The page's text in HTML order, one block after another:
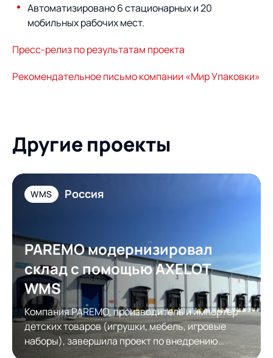
Автоматизировано 6 стационарных и 20
мобильных рабочих мест.
Пресс-релиз по результатам проекта
Рекомендательное письмо компании «Мир Упаковки»
Другие проекты
WMS Россия
PAREMO модернизировал
склад с помощью AXELOT
WMS
Компания PAREMO, производитель и импортер
детских товаров (игрушки, мебель, игровые
наборы), завершила проект по внедрению
системы управления складом AXELOT WMS.